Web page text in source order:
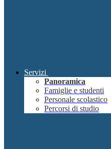
Servizi
Panoramica
Famiglie e studenti
Personale scolastico
Percorsi di studio